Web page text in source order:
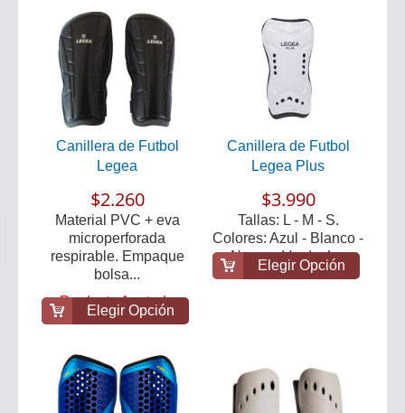
Canillera de Futbol
Legea
$2.260
Material PVC + eva
microperforada
respirable. Empaque
bolsa...
Producto Agotado
Elegir Opción
Canillera de Futbol
Legea Plus
$3.990
Tallas: L - M - S.
Colores: Azul - Blanco -
Negro - Verde. L...
Elegir Opción